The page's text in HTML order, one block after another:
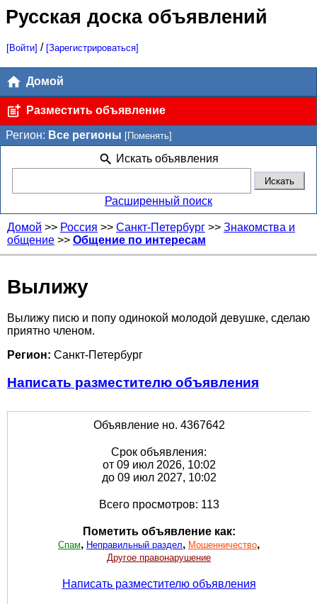
Русская доска объявлений
[Войти] / [Зарегистрироваться]
Домой
Разместить объявление
Регион: Все регионы [Поменять]
Искать объявления
Расширенный поиск
Домой >> Россия >> Санкт-Петербург >> Знакомства и
общение >> Общение по интересам
Вылижу
Вылижу писю и попу одинокой молодой девушке, сделаю
приятно членом.
Регион: Санкт-Петербург
Написать разместителю объявления
Объявление но. 4367642
Срок объявления:
от 09 июл 2026, 10:02
до 09 июл 2027, 10:02
Всего просмотров: 113
Пометить объявление как:
Спам, Неправильный раздел, Мошенничество,
Другое правонарушение
Написать разместителю объявления